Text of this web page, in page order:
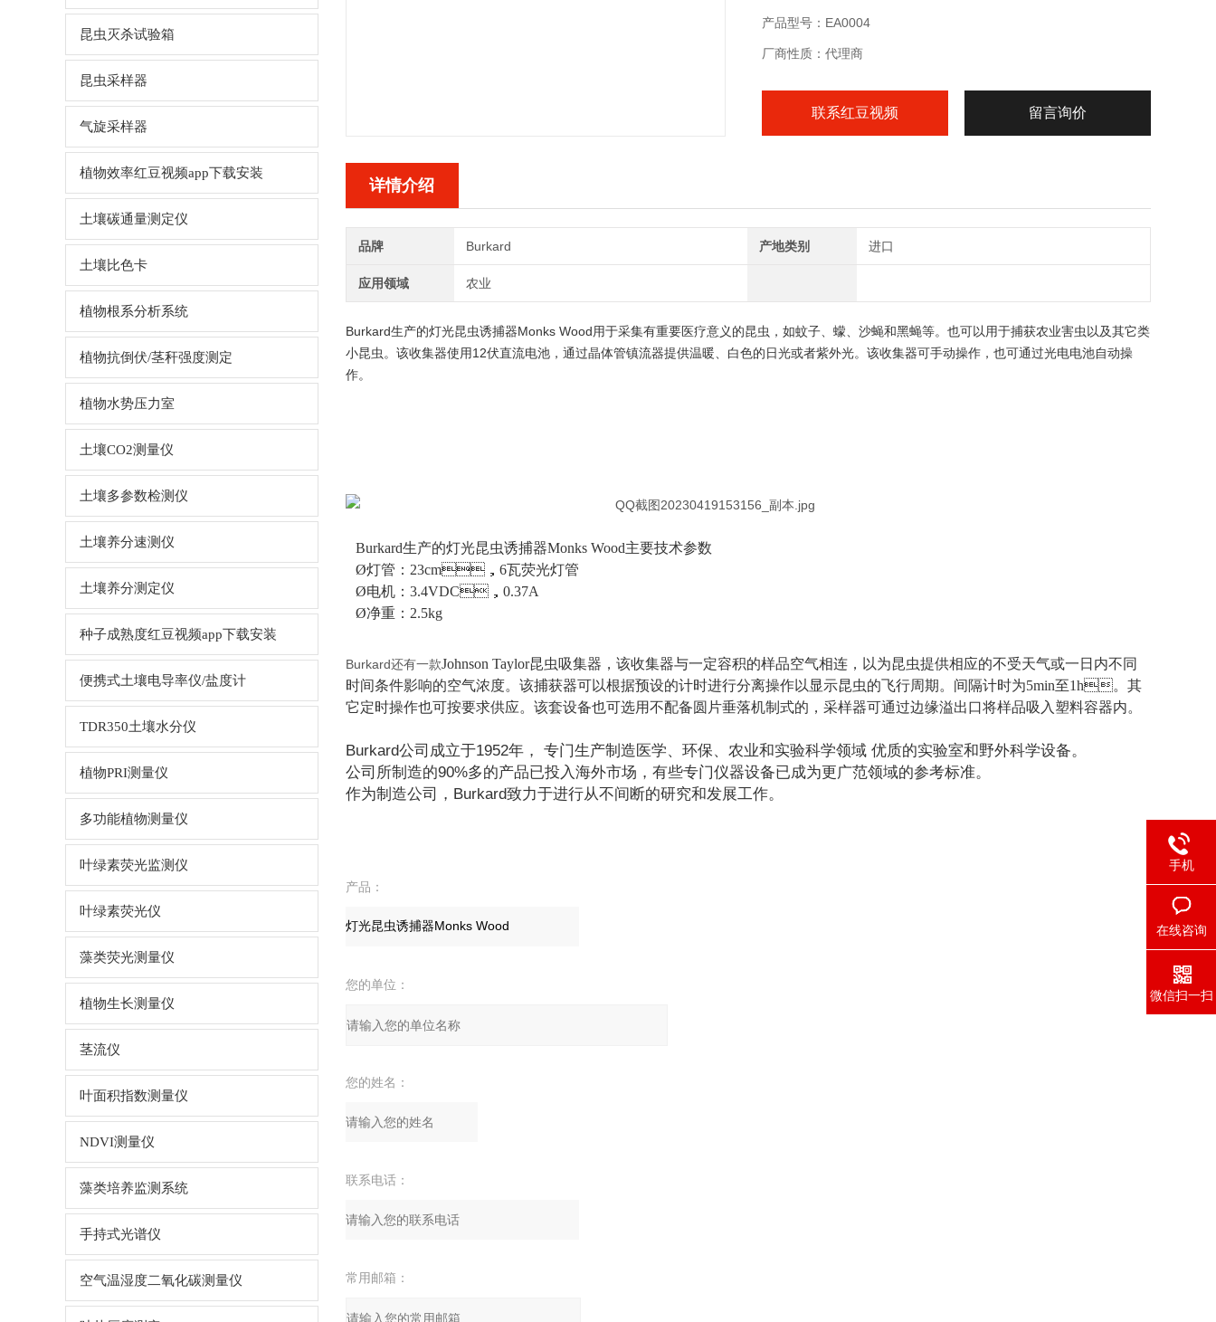
昆虫灭杀试验箱
昆虫采样器
气旋采样器
植物效率红豆视频app下载安装
土壤碳通量测定仪
土壤比色卡
植物根系分析系统
植物抗倒伏/茎秆强度测定
植物水势压力室
土壤CO2测量仪
土壤多参数检测仪
土壤养分速测仪
土壤养分测定仪
种子成熟度红豆视频app下载安装
便携式土壤电导率仪/盐度计
TDR350土壤水分仪
植物PRI测量仪
多功能植物测量仪
叶绿素荧光监测仪
叶绿素荧光仪
藻类荧光测量仪
植物生长测量仪
茎流仪
叶面积指数测量仪
NDVI测量仪
藻类培养监测系统
手持式光谱仪
空气温湿度二氧化碳测量仪
产品型号：EA0004
厂商性质：代理商
联系红豆视频 留言询价
详情介绍
品牌 Burkard 产地类别 进口
应用领域 农业
Burkard生产的灯光昆虫诱捕器Monks Wood用于采集有重要医疗意义的昆虫，如蚊子、蠓、沙蝇和黑蝇等。也可以用于捕获农业害虫以及其它类
小昆虫。该收集器使用12伏直流电池，通过晶体管镇流器提供温暖、白色的日光或者紫外光。该收集器可手动操作，也可通过光电电池自动操
作。
Burkard生产的灯光昆虫诱捕器Monks Wood主要技术参数
Ø灯管：23cm，6瓦荧光灯管
Ø电机：3.4VDC，0.37A
Ø净重：2.5kg
Burkard还有一款Johnson Taylor昆虫吸集器，该收集器与一定容积的样品空气相连，以为昆虫提供相应的不受天气或一日内不同
时间条件影响的空气浓度。该捕获器可以根据预设的计时进行分离操作以显示昆虫的飞行周期。间隔计时为5min至1h。其
它定时操作也可按要求供应。该套设备也可选用不配备圆片垂落机制式的，采样器可通过边缘溢出口将样品吸入塑料容器内。
Burkard公司成立于1952年， 专门生产制造医学、环保、农业和实验科学领域 优质的实验室和野外科学设备。
公司所制造的90%多的产品已投入海外市场，有些专门仪器设备已成为更广范领域的参考标准。
作为制造公司，Burkard致力于进行从不间断的研究和发展工作。
产品：
您的单位：
您的姓名：
联系电话：
常用邮箱：
手机
在线咨询
微信扫一扫